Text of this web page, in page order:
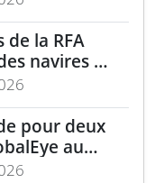
la RFA
navires de
pour deux
au